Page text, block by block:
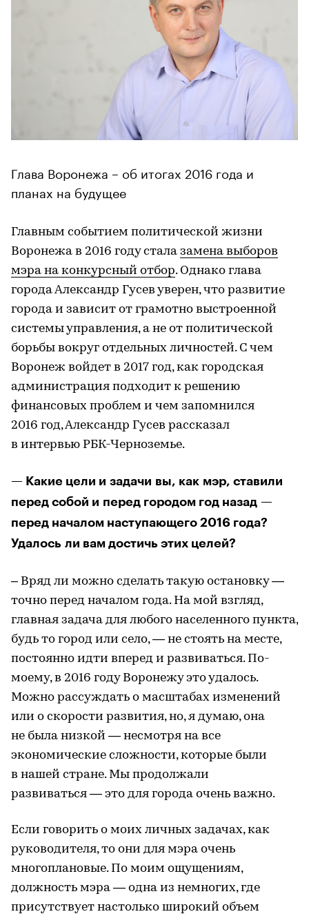
Глава Воронежа – об итогах 2016 года и
планах на будущее
Главным событием политической жизни
Воронежа в 2016 году стала замена выборов
мэра на конкурсный отбор. Однако глава
города Александр Гусев уверен, что развитие
города и зависит от грамотно выстроенной
системы управления, а не от политической
борьбы вокруг отдельных личностей. С чем
Воронеж войдет в 2017 год, как городская
администрация подходит к решению
финансовых проблем и чем запомнился
2016 год, Александр Гусев рассказал
в интервью РБК-Черноземье.
— Какие цели и задачи вы, как мэр, ставили
перед собой и перед городом год назад —
перед началом наступающего 2016 года?
Удалось ли вам достичь этих целей?
– Вряд ли можно сделать такую остановку —
точно перед началом года. На мой взгляд,
главная задача для любого населенного пункта,
будь то город или село, — не стоять на месте,
постоянно идти вперед и развиваться. По-
моему, в 2016 году Воронежу это удалось.
Можно рассуждать о масштабах изменений
или о скорости развития, но, я думаю, она
не была низкой — несмотря на все
экономические сложности, которые были
в нашей стране. Мы продолжали
развиваться — это для города очень важно.
Если говорить о моих личных задачах, как
руководителя, то они для мэра очень
многоплановые. По моим ощущениям,
должность мэра — одна из немногих, где
присутствует настолько широкий объем